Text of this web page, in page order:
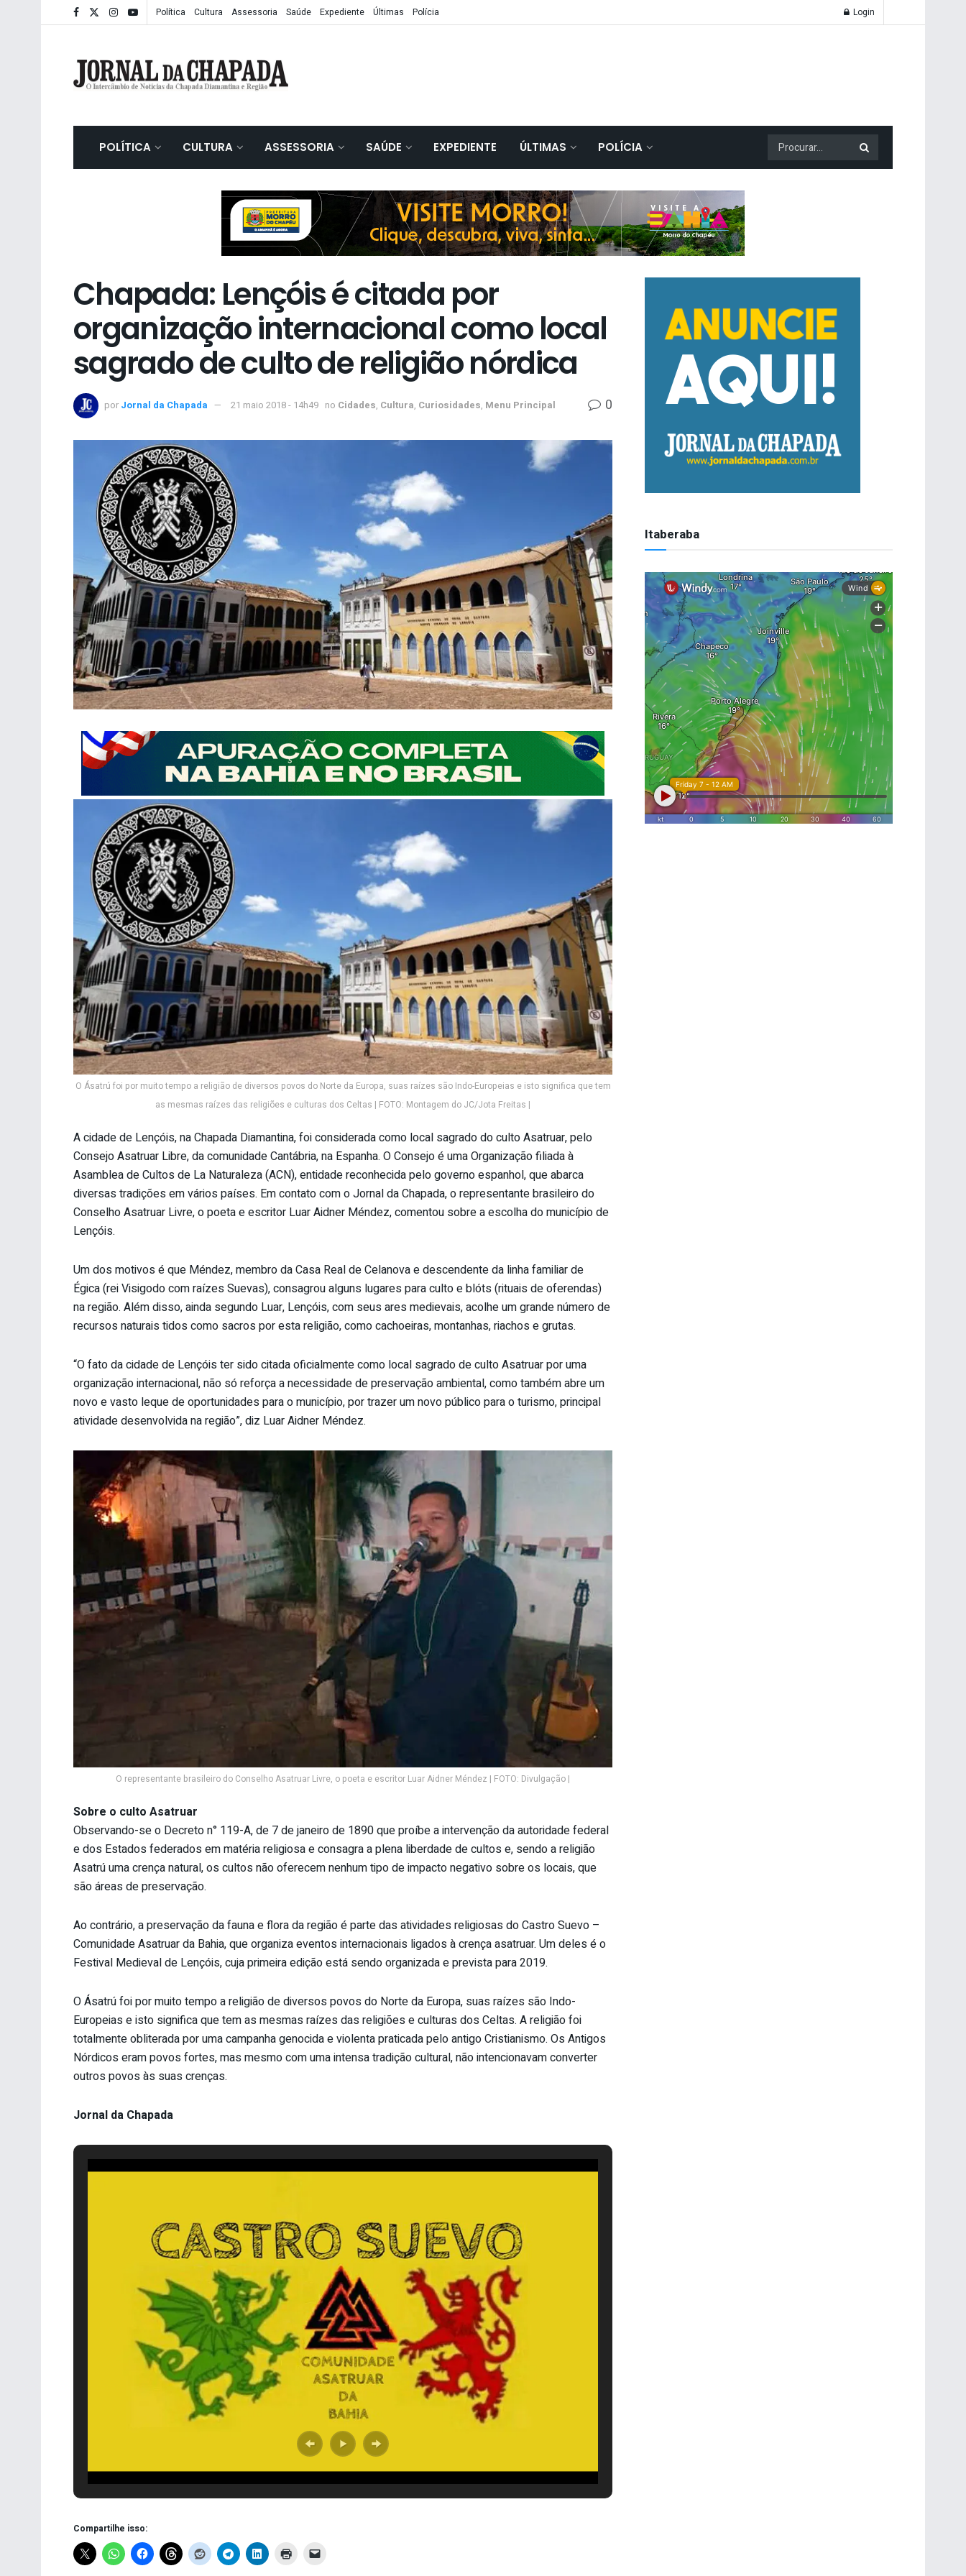
Política Cultura Assessoria Saúde Expediente Últimas Polícia Login
POLÍTICA CULTURA ASSESSORIA SAÚDE EXPEDIENTE ÚLTIMAS POLÍCIA
Chapada: Lençóis é citada por
organização internacional como local
sagrado de culto de religião nórdica
por Jornal da Chapada 21 maio 2018 - 14h49 no Cidades, Cultura, Curiosidades, Menu Principal 0
O Ásatrú foi por muito tempo a religião de diversos povos do Norte da Europa, suas raízes são Indo-Europeias e isto significa que tem
as mesmas raízes das religiões e culturas dos Celtas | FOTO: Montagem do JC/Jota Freitas |
A cidade de Lençóis, na Chapada Diamantina, foi considerada como local sagrado do culto Asatruar, pelo
Consejo Asatruar Libre, da comunidade Cantábria, na Espanha. O Consejo é uma Organização filiada à
Asamblea de Cultos de La Naturaleza (ACN), entidade reconhecida pelo governo espanhol, que abarca
diversas tradições em vários países. Em contato com o Jornal da Chapada, o representante brasileiro do
Conselho Asatruar Livre, o poeta e escritor Luar Aidner Méndez, comentou sobre a escolha do município de
Lençóis.
Um dos motivos é que Méndez, membro da Casa Real de Celanova e descendente da linha familiar de
Égica (rei Visigodo com raízes Suevas), consagrou alguns lugares para culto e blóts (rituais de oferendas)
na região. Além disso, ainda segundo Luar, Lençóis, com seus ares medievais, acolhe um grande número de
recursos naturais tidos como sacros por esta religião, como cachoeiras, montanhas, riachos e grutas.
“O fato da cidade de Lençóis ter sido citada oficialmente como local sagrado de culto Asatruar por uma
organização internacional, não só reforça a necessidade de preservação ambiental, como também abre um
novo e vasto leque de oportunidades para o município, por trazer um novo público para o turismo, principal
atividade desenvolvida na região”, diz Luar Aidner Méndez.
O representante brasileiro do Conselho Asatruar Livre, o poeta e escritor Luar Aidner Méndez | FOTO: Divulgação |
Sobre o culto Asatruar
Observando-se o Decreto n° 119-A, de 7 de janeiro de 1890 que proíbe a intervenção da autoridade federal
e dos Estados federados em matéria religiosa e consagra a plena liberdade de cultos e, sendo a religião
Asatrú uma crença natural, os cultos não oferecem nenhum tipo de impacto negativo sobre os locais, que
são áreas de preservação.
Ao contrário, a preservação da fauna e flora da região é parte das atividades religiosas do Castro Suevo –
Comunidade Asatruar da Bahia, que organiza eventos internacionais ligados à crença asatruar. Um deles é o
Festival Medieval de Lençóis, cuja primeira edição está sendo organizada e prevista para 2019.
O Ásatrú foi por muito tempo a religião de diversos povos do Norte da Europa, suas raízes são Indo-
Europeias e isto significa que tem as mesmas raízes das religiões e culturas dos Celtas. A religião foi
totalmente obliterada por uma campanha genocida e violenta praticada pelo antigo Cristianismo. Os Antigos
Nórdicos eram povos fortes, mas mesmo com uma intensa tradição cultural, não intencionavam converter
outros povos às suas crenças.
Jornal da Chapada
Compartilhe isso:
Itaberaba